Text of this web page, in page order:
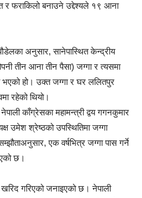
र फराकिलो बनाउने उद्देश्यले १९ आना
अनुसार, सानेपास्थित केन्द्रीय
तीन आना तीन पैसा) जग्गा र त्यसमा
भएको हो। उक्त जग्गा र घर ललितपुर
रहेको थियो।
काँग्रेसका महामन्त्री द्वय गगनकुमार
उमेश श्रेष्ठको उपस्थितिमा जग्गा
एक वर्षभित्र जग्गा पास गर्ने
छ।
गरिएको जनाइएको छ। नेपाली